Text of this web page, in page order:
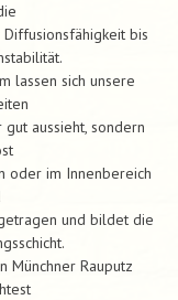
bis
lassen sich unsere
aussieht, sondern
oder im Innenbereich
und bildet die
Münchner Rauputz